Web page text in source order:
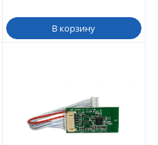
В корзину